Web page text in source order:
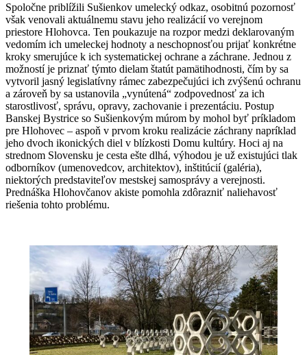
Spoločne priblížili Sušienkov umelecký odkaz, osobitnú pozornosť
však venovali aktuálnemu stavu jeho realizácií vo verejnom
priestore Hlohovca. Ten poukazuje na rozpor medzi deklarovaným
vedomím ich umeleckej hodnoty a neschopnosťou prijať konkrétne
kroky smerujúce k ich systematickej ochrane a záchrane. Jednou z
možností je priznať týmto dielam štatút pamätihodnosti, čím by sa
vytvoril jasný legislatívny rámec zabezpečujúci ich zvýšenú ochranu
a zároveň by sa ustanovila „vynútená“ zodpovednosť za ich
starostlivosť, správu, opravy, zachovanie i prezentáciu. Postup
Banskej Bystrice so Sušienkovým múrom by mohol byť príkladom
pre Hlohovec – aspoň v prvom kroku realizácie záchrany napríklad
jeho dvoch ikonických diel v blízkosti Domu kultúry. Hoci aj na
strednom Slovensku je cesta ešte dlhá, výhodou je už existujúci tlak
odborníkov (umenovedcov, architektov), inštitúcií (galéria),
niektorých predstaviteľov mestskej samosprávy a verejnosti.
Prednáška Hlohovčanov akiste pomohla zdôrazniť naliehavosť
riešenia tohto problému.